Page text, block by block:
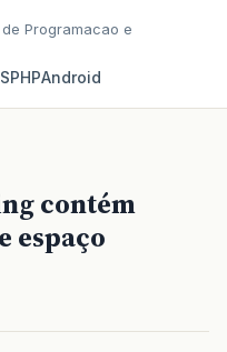
Programacao e
PHPAndroid
contém
espaço